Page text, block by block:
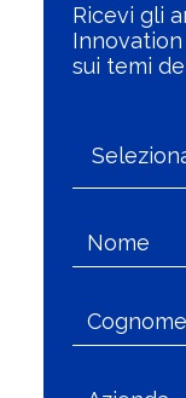
Ricevi gli
sui temi